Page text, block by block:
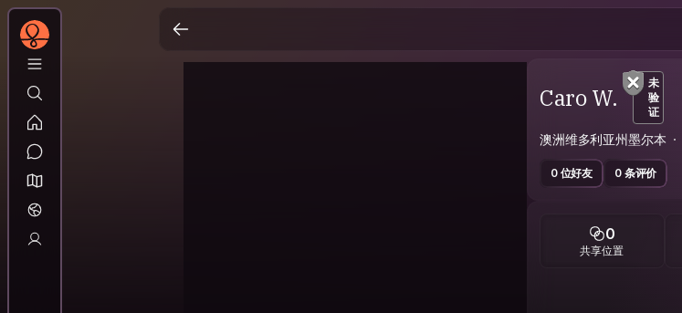
Caro W.
未
验
证
澳洲维多利亚州墨尔本
0 位好友 0 条评价
0
共享位置